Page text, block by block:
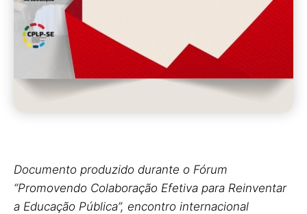
Documento produzido durante o Fórum
“Promovendo Colaboração Efetiva para Reinventar
a Educação Pública”, encontro internacional